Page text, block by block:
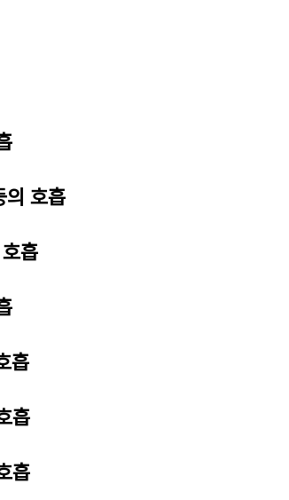
호흡
흡
흡
흡
흡